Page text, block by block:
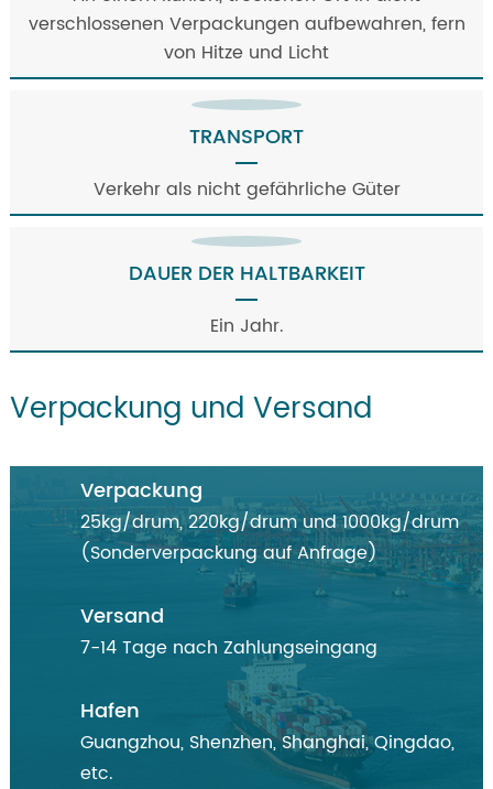
verschlossenen Verpackungen aufbewahren, fern
von Hitze und Licht
TRANSPORT
Verkehr als nicht gefährliche Güter
DAUER DER HALTBARKEIT
Ein Jahr.
Verpackung und Versand
Verpackung
25kg/drum, 220kg/drum und 1000kg/drum
(Sonderverpackung auf Anfrage)
Versand
7-14 Tage nach Zahlungseingang
Hafen
Guangzhou, Shenzhen, Shanghai, Qingdao,
etc.